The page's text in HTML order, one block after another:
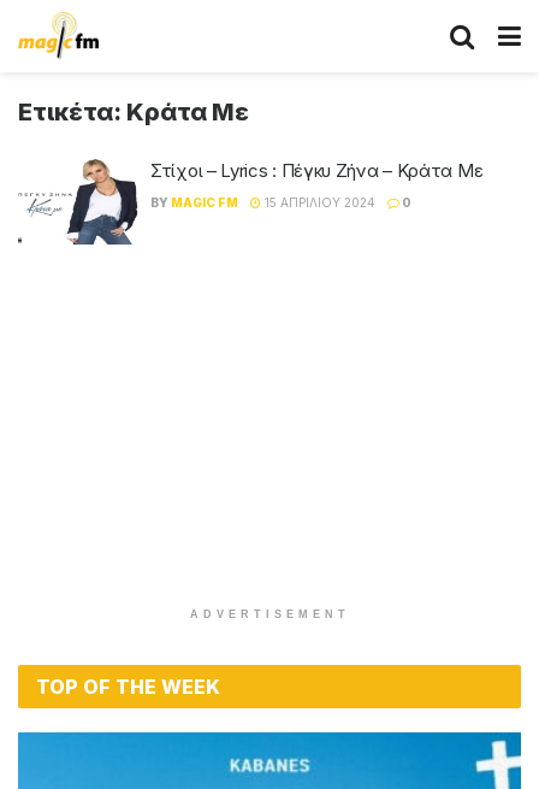
Ετικέτα: Κράτα Με
Στίχοι – Lyrics : Πέγκυ Ζήνα – Κράτα Με
BY MAGIC FM 15 ΑΠΡΙΛΊΟΥ 2024 0
ADVERTISEMENT
TOP OF THE WEEK